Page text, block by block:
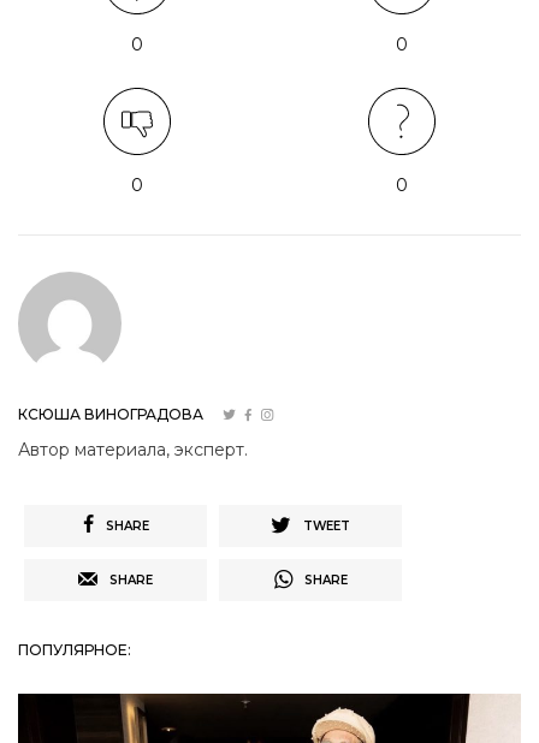
0 0
0 0
КСЮША ВИНОГРАДОВА
Автор материала, эксперт.
SHARE TWEET
SHARE SHARE
ПОПУЛЯРНОЕ: